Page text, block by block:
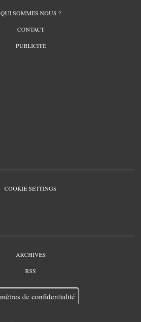
QUI SOMMES NOUS ?
CONTACT
PUBLICITÉ
COOKIE SETTINGS
ARCHIVES
RSS
de confidentialité